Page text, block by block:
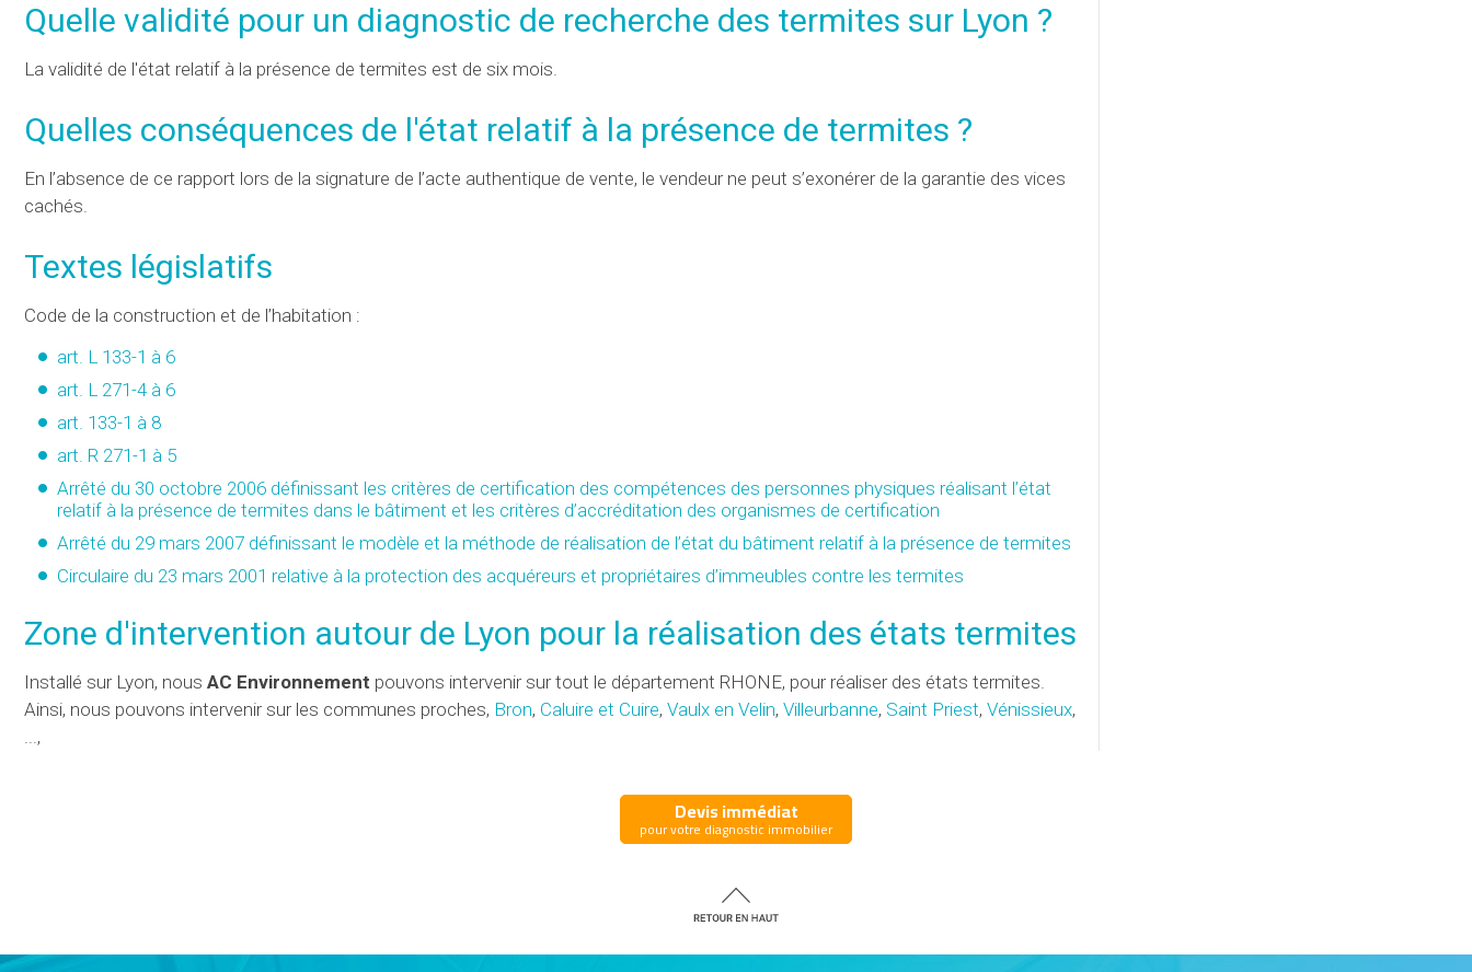
Quelle validité pour un diagnostic de recherche des termites sur Lyon ?
La validité de l'état relatif à la présence de termites est de six mois.
Quelles conséquences de l'état relatif à la présence de termites ?
En l’absence de ce rapport lors de la signature de l’acte authentique de vente, le vendeur ne peut s’exonérer de la garantie des vices
cachés.
Textes législatifs
Code de la construction et de l’habitation :
art. L 133-1 à 6
art. L 271-4 à 6
art. 133-1 à 8
art. R 271-1 à 5
Arrêté du 30 octobre 2006 définissant les critères de certification des compétences des personnes physiques réalisant l’état
relatif à la présence de termites dans le bâtiment et les critères d’accréditation des organismes de certification
Arrêté du 29 mars 2007 définissant le modèle et la méthode de réalisation de l’état du bâtiment relatif à la présence de termites
Circulaire du 23 mars 2001 relative à la protection des acquéreurs et propriétaires d’immeubles contre les termites
Zone d'intervention autour de Lyon pour la réalisation des états termites
Installé sur Lyon, nous AC Environnement pouvons intervenir sur tout le département RHONE, pour réaliser des états termites.
Ainsi, nous pouvons intervenir sur les communes proches, Bron, Caluire et Cuire, Vaulx en Velin, Villeurbanne, Saint Priest, Vénissieux,
...,
Devis immédiat
pour votre diagnostic immobilier